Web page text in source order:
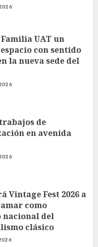
UAT un
con sentido
la nueva sede del
de
en avenida
Vintage Fest 2026 a
como
nacional del
clásico